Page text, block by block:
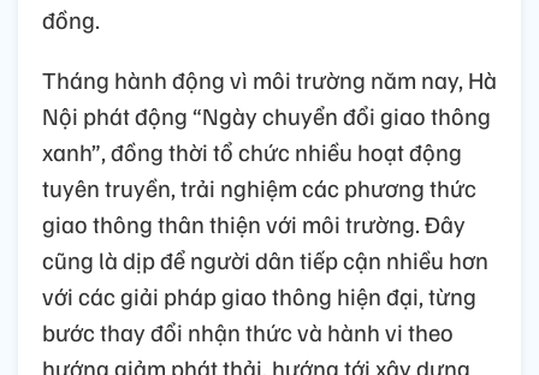
đồng.
Tháng hành động vì môi trường năm nay, Hà
Nội phát động “Ngày chuyển đổi giao thông
xanh”, đồng thời tổ chức nhiều hoạt động
tuyên truyền, trải nghiệm các phương thức
giao thông thân thiện với môi trường. Đây
cũng là dịp để người dân tiếp cận nhiều hơn
với các giải pháp giao thông hiện đại, từng
bước thay đổi nhận thức và hành vi theo
hướng giảm phát thải, hướng tới xây dựng